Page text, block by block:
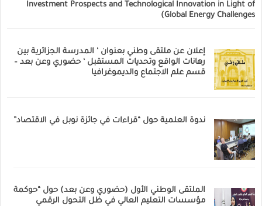
Investment Prospects and Technological Innovation in Light of
Global Energy Challenges)
إعلان عن ملتقى وطني بعنوان ‘ المدرسة الجزائرية بين
رهانات الواقع وتحديات المستقبل ‘ حضوري وعن بعد –
قسم علم الاجتماع والديموغرافيا
ندوة العلمية حول “قراءات في جائزة نوبل في الاقتصاد”
الملتقى الوطني الأول (حضوري وعن بعد) حول “حوكمة
مؤسسات التعليم العالي في ظل التحول الرقمي